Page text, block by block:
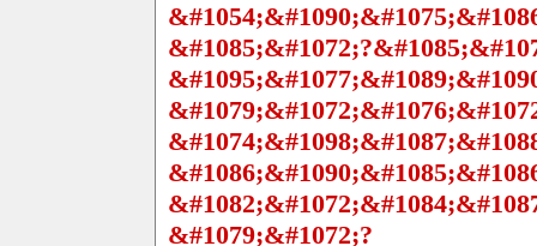
&#1079;&#1072;?